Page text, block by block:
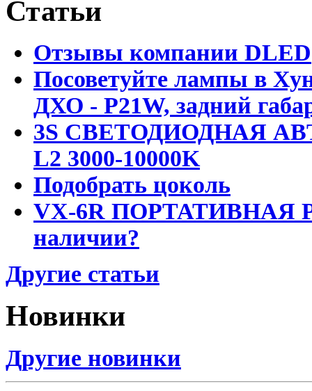
Статьи
Отзывы компании DLED
Посоветуйте лампы в
ДХО - P21W, задний
3S СВЕТОДИОДНАЯ
L2 3000-10000K
Подобрать цоколь
VX-6R ПОРТАТИВНАЯ
наличии?
Другие статьи
Новинки
Другие новинки